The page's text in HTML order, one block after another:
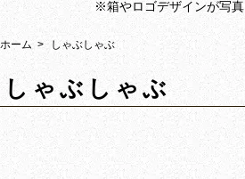
※箱やロゴデザインが写
ホーム > しゃぶしゃぶ
しゃぶしゃぶ